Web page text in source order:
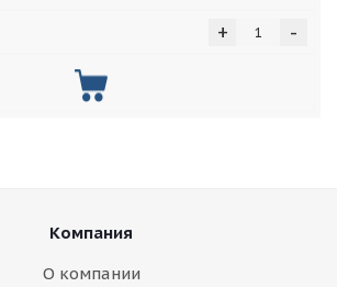
-
+
Компания
О компании